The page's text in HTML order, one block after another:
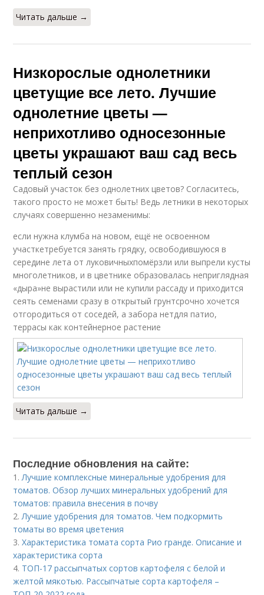
Читать дальше →
Низкорослые однолетники
цветущие все лето. Лучшие
однолетние цветы —
неприхотливо односезонные
цветы украшают ваш сад весь
теплый сезон
Садовый участок без однолетних цветов? Согласитесь,
такого просто не может быть! Ведь летники в некоторых
случаях совершенно незаменимы:
если нужна клумба на новом, ещё не освоенном
участкетребуется занять грядку, освободившуюся в
середине лета от луковичныхпомёрзли или выпрели кусты
многолетников, и в цветнике образовалась неприглядная
«дыра»не вырастили или не купили рассаду и приходится
сеять семенами сразу в открытый грунтсрочно хочется
отгородиться от соседей, а забора нетдля патио,
террасы как контейнерное растение
Читать дальше →
Последние обновления на сайте:
1.Лучшие комплексные минеральные удобрения для
томатов. Обзор лучших минеральных удобрений для
томатов: правила внесения в почву
2.Лучшие удобрения для томатов. Чем подкормить
томаты во время цветения
3.Характеристика томата сорта Рио гранде. Описание и
характеристика сорта
4. ТОП-17 рассыпчатых сортов картофеля с белой и
желтой мякотью. Рассыпчатые сорта картофеля –